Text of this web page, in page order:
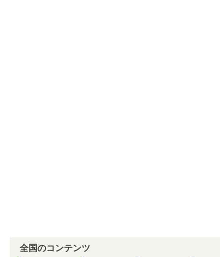
全国のコンテンツ